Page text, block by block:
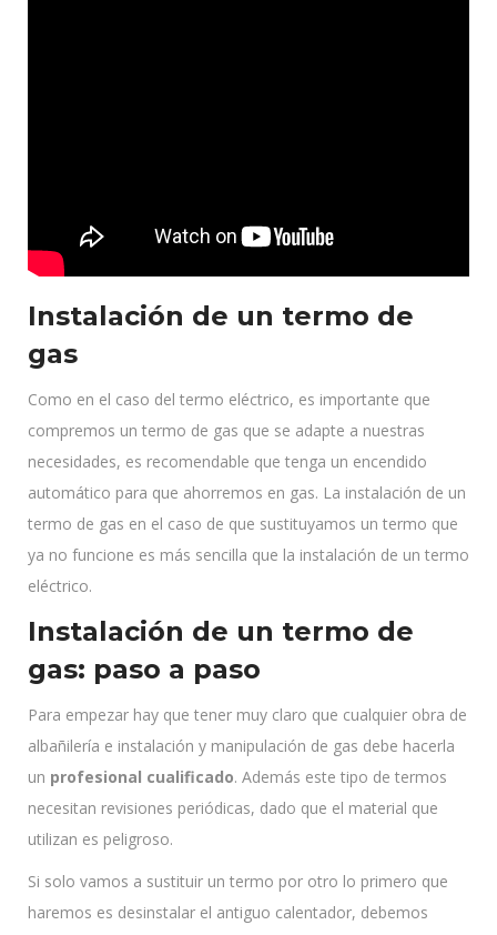
Instalación de un termo de
gas
Como en el caso del termo eléctrico, es importante que
compremos un termo de gas que se adapte a nuestras
necesidades, es recomendable que tenga un encendido
automático para que ahorremos en gas. La instalación de un
termo de gas en el caso de que sustituyamos un termo que
ya no funcione es más sencilla que la instalación de un termo
eléctrico.
Instalación de un termo de
gas: paso a paso
Para empezar hay que tener muy claro que cualquier obra de
albañilería e instalación y manipulación de gas debe hacerla
un profesional cualificado. Además este tipo de termos
necesitan revisiones periódicas, dado que el material que
utilizan es peligroso.
Si solo vamos a sustituir un termo por otro lo primero que
haremos es desinstalar el antiguo calentador, debemos